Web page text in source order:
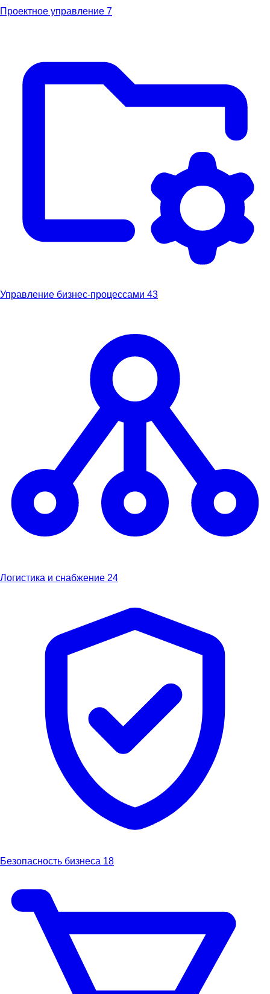
Проектное управление 7
Управление бизнес-процессами 43
Логистика и снабжение 24
Безопасность бизнеса 18